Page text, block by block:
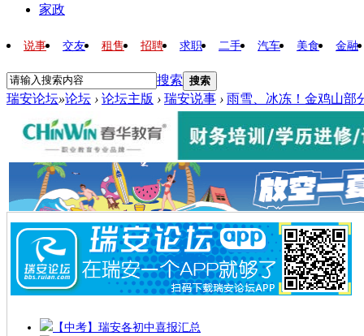
家政
说事 交友 租售 招聘 求职 二手 汽车 美食 金融
搜索 搜索
瑞安论坛»论坛 › 论坛主版 › 瑞安说事 › 雨雪、冰冻！金鸡山部
【中考】瑞安各初中喜报汇总